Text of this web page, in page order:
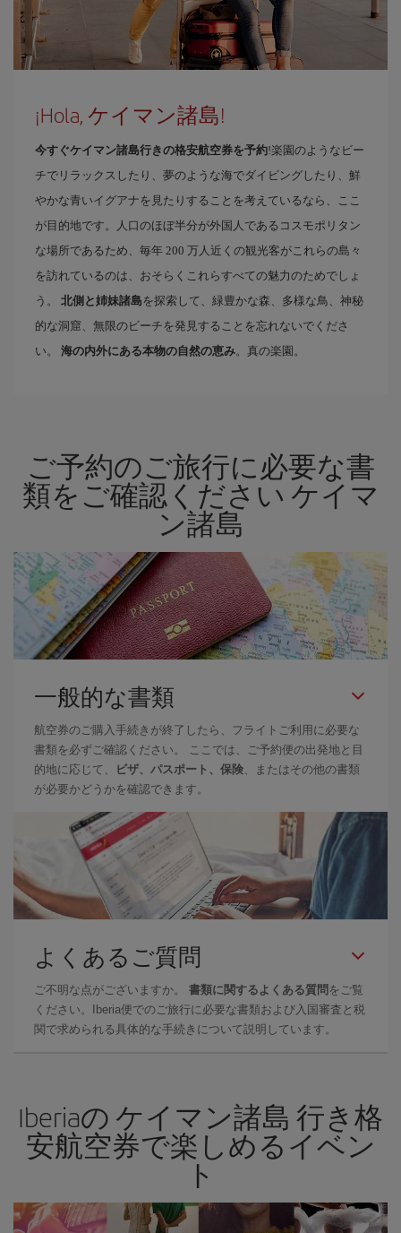
¡Hola, ケイマン諸島!
今すぐケイマン諸島行きの格安航空券を予約!楽園のようなビー
チでリラックスしたり、夢のような海でダイビングしたり、鮮
やかな青いイグアナを見たりすることを考えているなら、ここ
が目的地です。人口のほぼ半分が外国人であるコスモポリタン
な場所であるため、毎年 200 万人近くの観光客がこれらの島々
を訪れているのは、おそらくこれらすべての魅力のためでしょ
う。 北側と姉妹諸島を探索して、緑豊かな森、多様な鳥、神秘
的な洞窟、無限のビーチを発見することを忘れないでくださ
い。 海の内外にある本物の自然の恵み。真の楽園。
ご予約のご旅行に必要な書
類をご確認ください ケイマ
ン諸島
一般的な書類
航空券のご購入手続きが終了したら、フライトご利用に必要な
書類を必ずご確認ください。 ここでは、ご予約便の出発地と目
的地に応じて、
ビザ、パスポート、保険 、またはその他の書類
が必要かどうかを確認できます。
よくあるご質問
ご不明な点がございますか。 書類に関するよくある質問 をご覧
ください。Iberia便でのご旅行に必要な書類および入国審査と税
関で求められる具体的な手続きについて説明しています。
Iberiaの ケイマン諸島 行き格
安航空券で楽しめるイベン
ト